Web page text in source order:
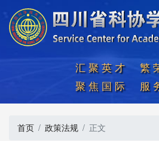
汇聚英才  繁
聚焦国际  服
首页 政策法规 正文